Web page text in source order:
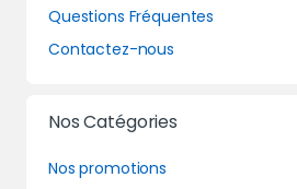
Questions Fréquentes
Contactez-nous
Nos Catégories
Nos promotions